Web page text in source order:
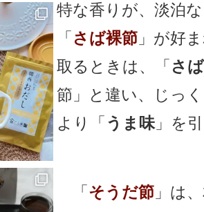
特な香りが、淡泊
「 さば裸節 」が好
取るときは、「 さ
節」と違い、じっ
より「 うま味」を
「そうだ節 」は